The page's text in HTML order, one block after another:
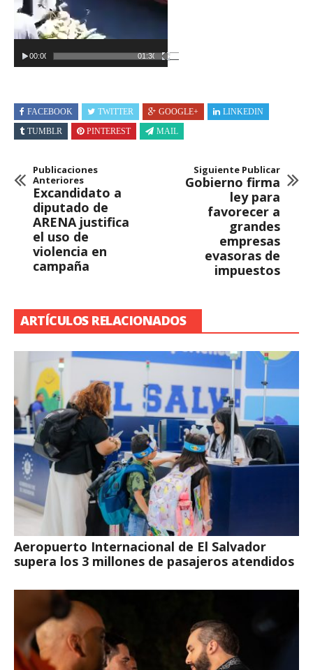
00:00 01:30
FACEBOOK TWITTER GOOGLE+
LINKEDIN
TUMBLR
PINTEREST MAIL
Publicaciones
Anteriores
Excandidato a
diputado de
ARENA justifica
el uso de
violencia en
campaña
Siguiente Publicar
Gobierno firma
ley para
favorecer a
grandes
empresas
evasoras de
impuestos
ARTÍCULOS RELACIONADOS
Aeropuerto Internacional de El Salvador
supera los 3 millones de pasajeros atendidos